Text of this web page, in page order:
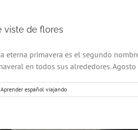
viste de flores
eterna primavera es el segundo
en todos sus alrededores. Agosto
Aprender español viajando